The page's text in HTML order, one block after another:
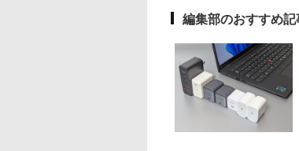
編集部のおすすめ記